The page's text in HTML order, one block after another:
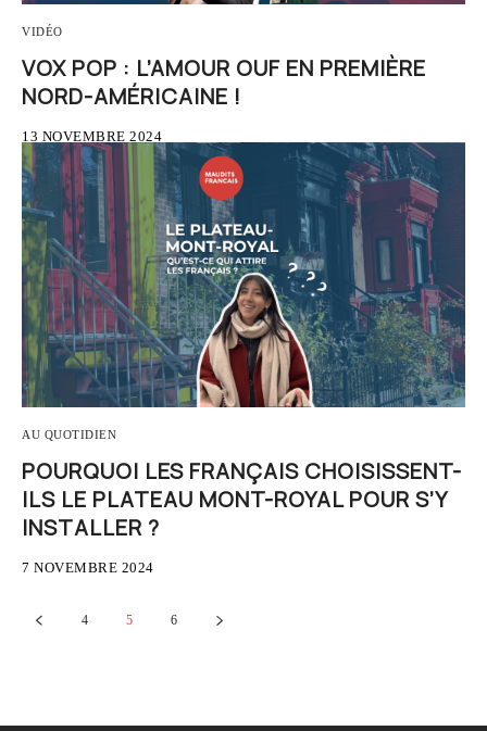
VIDÉO
VOX POP : L’AMOUR OUF EN PREMIÈRE
NORD-AMÉRICAINE !
13 NOVEMBRE 2024
AU QUOTIDIEN
POURQUOI LES FRANÇAIS CHOISISSENT-
ILS LE PLATEAU MONT-ROYAL POUR S’Y
INSTALLER ?
7 NOVEMBRE 2024
4 5 6